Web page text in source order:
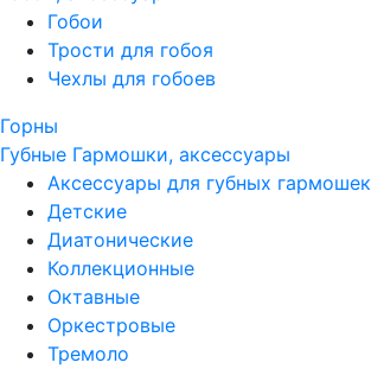
Гобои
Трости для гобоя
Чехлы для гобоев
Горны
Губные Гармошки, аксессуары
Аксессуары для губных гармошек
Детские
Диатонические
Коллекционные
Октавные
Оркестровые
Тремоло